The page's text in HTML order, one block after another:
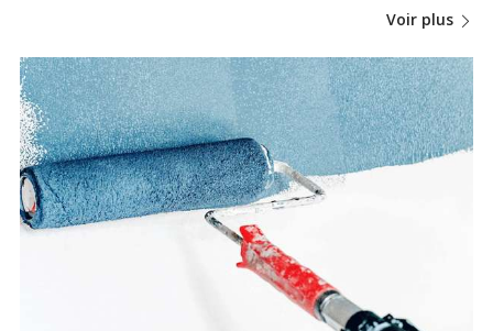
Voir plus